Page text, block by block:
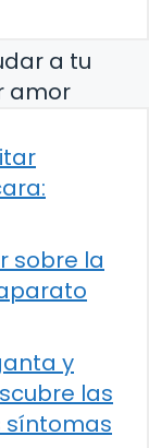
sobre la
y
las
síntomas